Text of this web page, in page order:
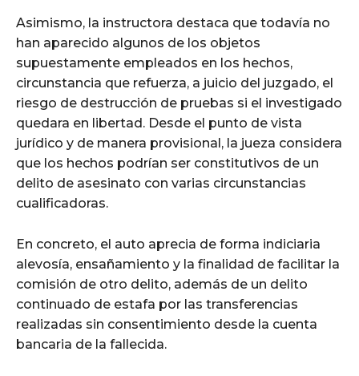
Asimismo, la instructora destaca que todavía no
han aparecido algunos de los objetos
supuestamente empleados en los hechos,
circunstancia que refuerza, a juicio del juzgado, el
riesgo de destrucción de pruebas si el investigado
quedara en libertad. Desde el punto de vista
jurídico y de manera provisional, la jueza considera
que los hechos podrían ser constitutivos de un
delito de asesinato con varias circunstancias
cualificadoras.
En concreto, el auto aprecia de forma indiciaria
alevosía, ensañamiento y la finalidad de facilitar la
comisión de otro delito, además de un delito
continuado de estafa por las transferencias
realizadas sin consentimiento desde la cuenta
bancaria de la fallecida.